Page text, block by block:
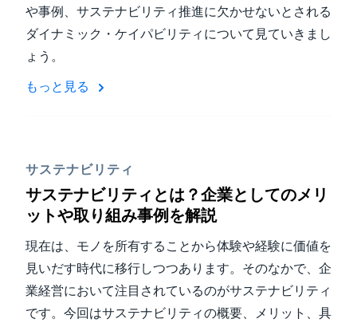
や事例、サステナビリティ推進に欠かせないとされる
ダイナミック・ケイパビリティについて見ていきまし
ょう。
もっと見る
サステナビリティ
サステナビリティとは？企業としてのメリ
ットや取り組み事例を解説
現在は、モノを所有することから体験や経験に価値を
見いだす時代に移行しつつあります。そのなかで、企
業経営において注目されているのがサステナビリティ
です。今回はサステナビリティの概要、メリット、具